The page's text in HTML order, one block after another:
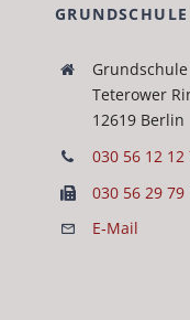
Teterow­er
12619 Berlin
030 56 12 12
030 56 29 79
E‑Mail